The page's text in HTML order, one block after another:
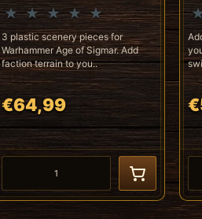
3 plastic scenery pieces for
Warhammer Age of Sigmar. Add
faction terrain to you..
€64,99